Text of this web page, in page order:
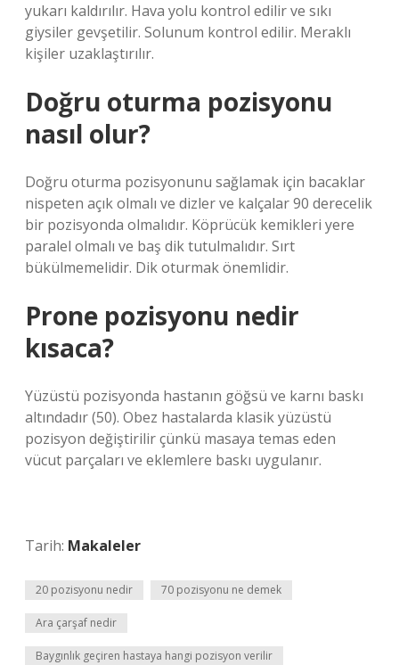
yukarı kaldırılır. Hava yolu kontrol edilir ve sıkı
giysiler gevşetilir. Solunum kontrol edilir. Meraklı
kişiler uzaklaştırılır.
Doğru oturma pozisyonu
nasıl olur?
Doğru oturma pozisyonunu sağlamak için bacaklar
nispeten açık olmalı ve dizler ve kalçalar 90 derecelik
bir pozisyonda olmalıdır. Köprücük kemikleri yere
paralel olmalı ve baş dik tutulmalıdır. Sırt
bükülmemelidir. Dik oturmak önemlidir.
Prone pozisyonu nedir
kısaca?
Yüzüstü pozisyonda hastanın göğsü ve karnı baskı
altındadır (50). Obez hastalarda klasik yüzüstü
pozisyon değiştirilir çünkü masaya temas eden
vücut parçaları ve eklemlere baskı uygulanır.
Tarih: Makaleler
20 pozisyonu nedir 70 pozisyonu ne demek
Ara çarşaf nedir
Baygınlık geçiren hastaya hangi pozisyon verilir